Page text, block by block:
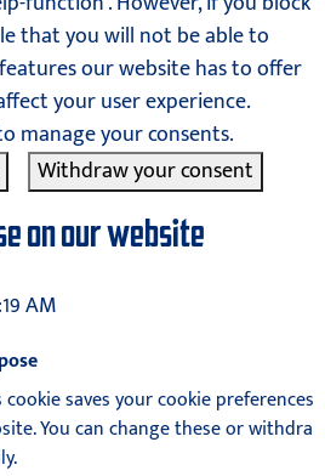
that you will not be able to
our website has to offer
your user experience.
manage your consents.
Withdraw your consent
on our website
AM
cookie saves your cookie
You can change these or